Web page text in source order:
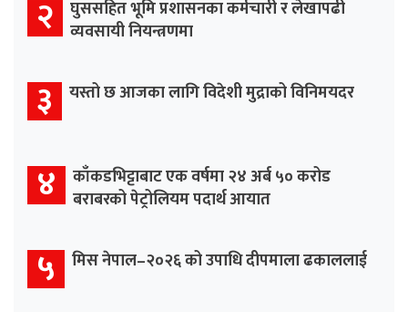
२ घुससहित भूमि प्रशासनका कर्मचारी र लेखापढी
व्यवसायी नियन्त्रणमा
३ यस्तो छ आजका लागि विदेशी मुद्राको विनिमयदर
४ काँकडभिट्टाबाट एक वर्षमा २४ अर्ब ५० करोड
बराबरको पेट्रोलियम पदार्थ आयात
५ मिस नेपाल–२०२६ को उपाधि दीपमाला ढकाललाई